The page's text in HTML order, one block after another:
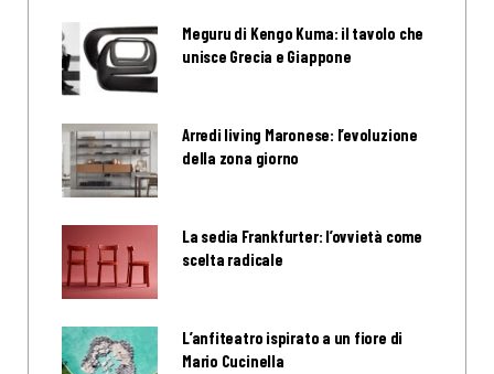
Meguru di Kengo Kuma: il tavolo che
unisce Grecia e Giappone
Arredi living Maronese: l’evoluzione
della zona giorno
La sedia Frankfurter: l’ovvietà come
scelta radicale
L’anfiteatro ispirato a un fiore di
Mario Cucinella